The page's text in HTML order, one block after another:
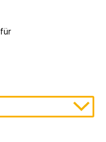
für